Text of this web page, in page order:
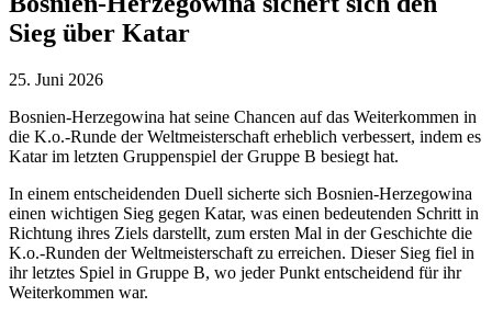
Sieg über Katar
25. Juni 2026
Bosnien-Herzegowina hat seine Chancen auf das Weiterkommen in
die K.o.-Runde der Weltmeisterschaft erheblich verbessert, indem es
Katar im letzten Gruppenspiel der Gruppe B besiegt hat.
In einem entscheidenden Duell sicherte sich Bosnien-Herzegowina
einen wichtigen Sieg gegen Katar, was einen bedeutenden Schritt in
Richtung ihres Ziels darstellt, zum ersten Mal in der Geschichte die
K.o.-Runden der Weltmeisterschaft zu erreichen. Dieser Sieg fiel in
ihr letztes Spiel in Gruppe B, wo jeder Punkt entscheidend für ihr
Weiterkommen war.